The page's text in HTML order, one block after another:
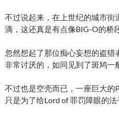
不过说起来，在上世纪的城市街
滴，这还真是有点像BIG-O的桥
忽然想起了那位痴心妄想的盗猎
非常讨厌的，如同见到了斑鸠一
不过也是空壳而已，一座巨大的
只是为了给Lord of 罪罚障眼的法